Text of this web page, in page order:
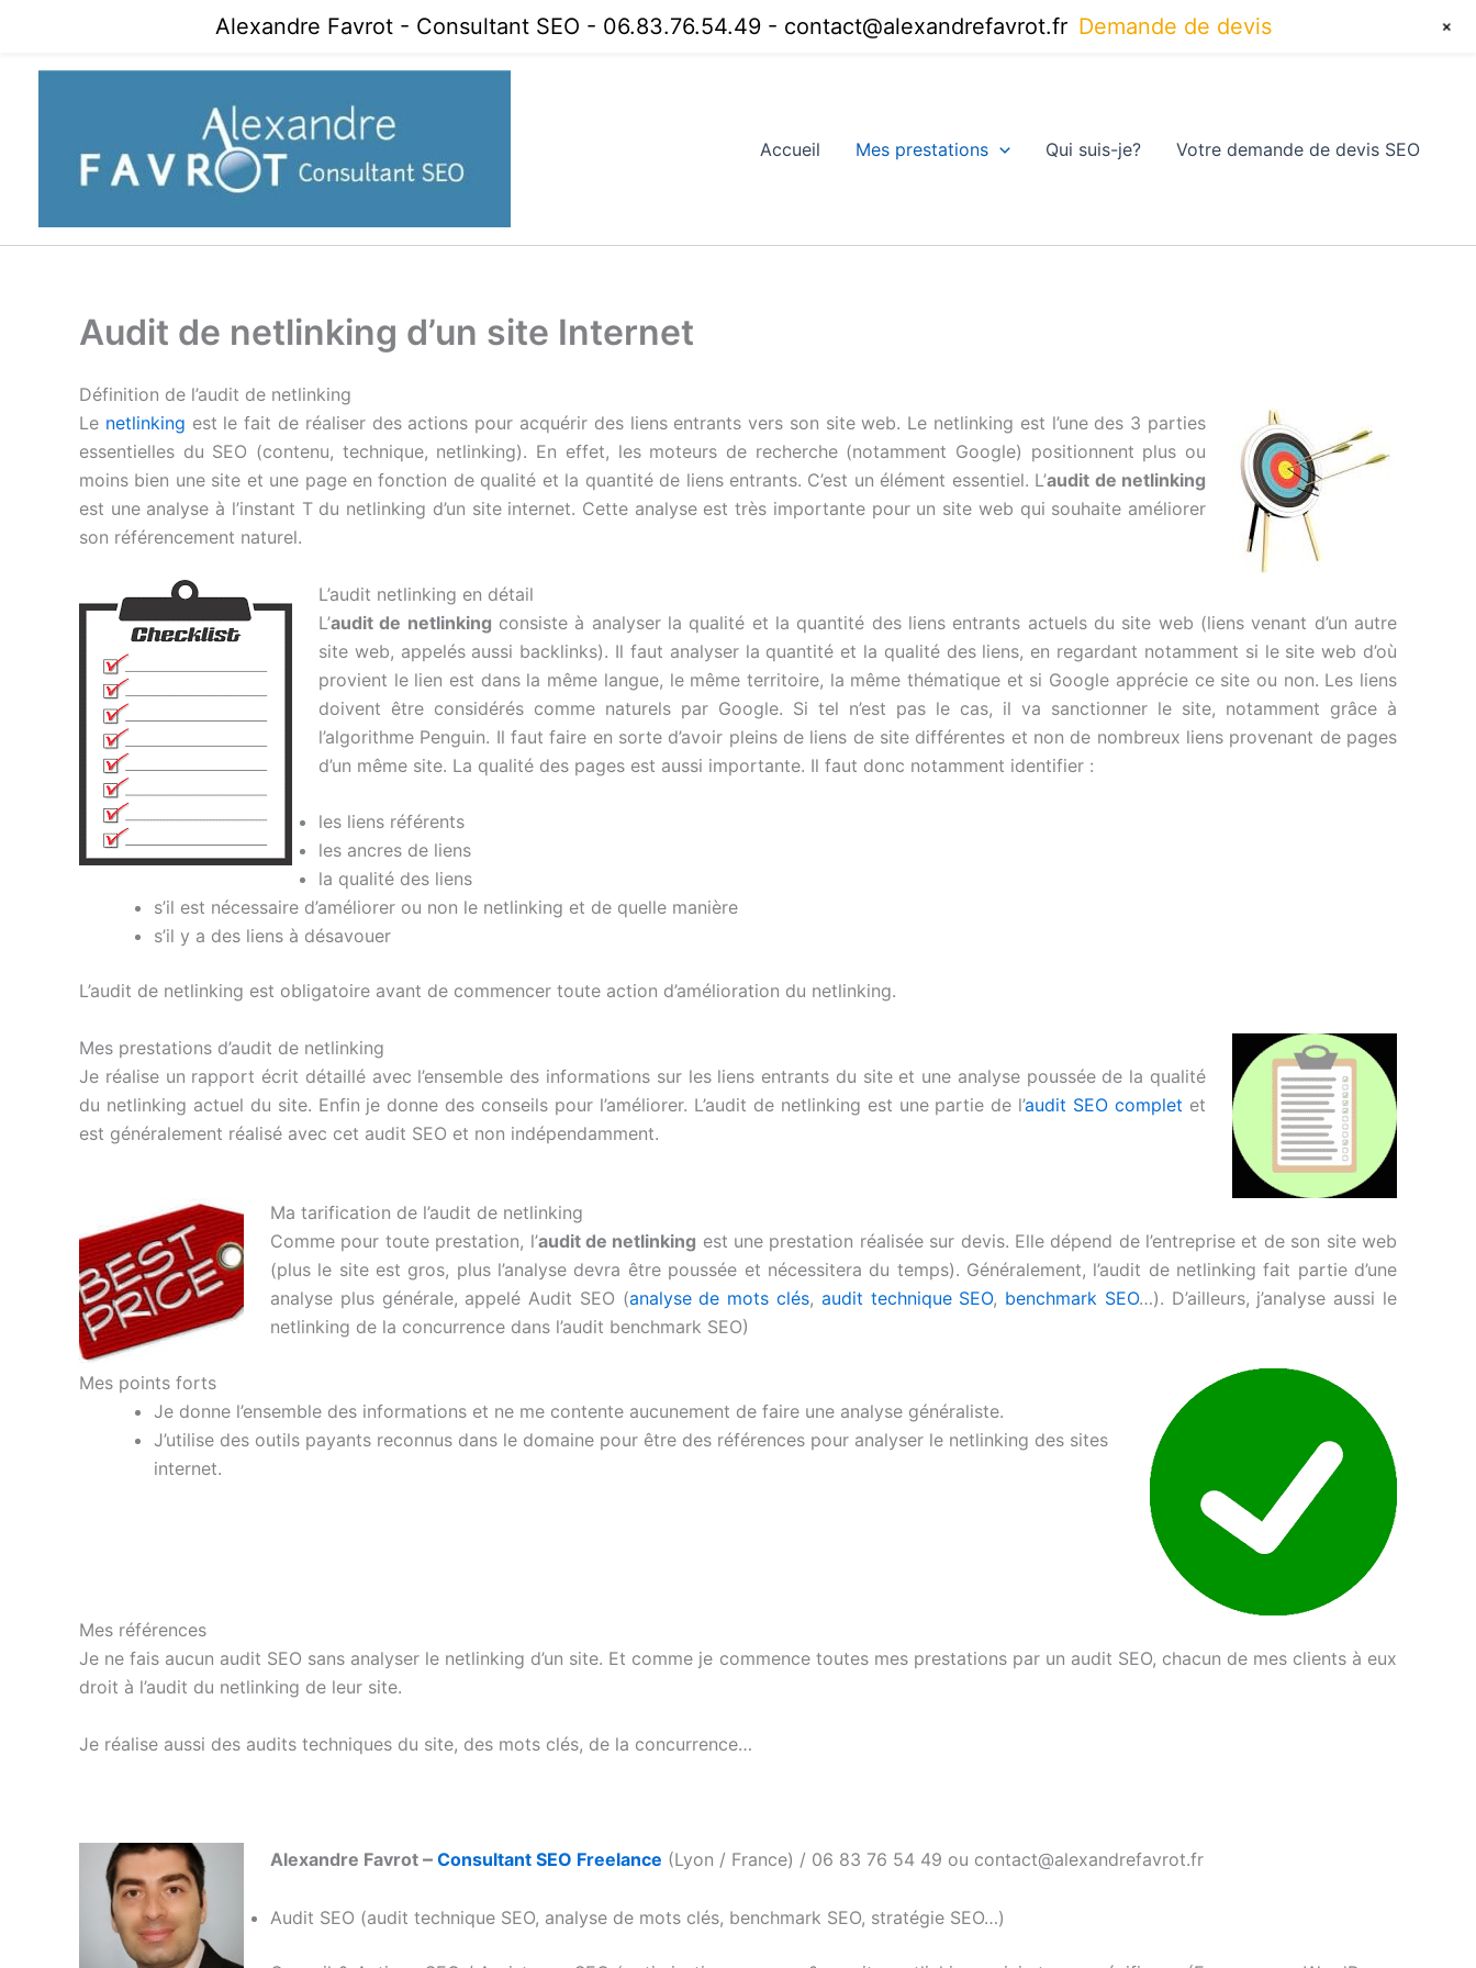
contenu
Accueil Mes prestations Qui suis-je? Votre demande de devis SEO
Audit de netlinking d’un site Internet
Définition de l’audit de netlinking
Le netlinking est le fait de réaliser des actions pour acquérir des liens entrants vers son site web. Le netlinking est l’une des 3 parties
essentielles du SEO (contenu, technique, netlinking). En effet, les moteurs de recherche (notamment Google) positionnent plus ou
moins bien une site et une page en fonction de qualité et la quantité de liens entrants. C’est un élément essentiel. L’audit de netlinking
est une analyse à l’instant T du netlinking d’un site internet. Cette analyse est très importante pour un site web qui souhaite améliorer
son référencement naturel.
L’audit netlinking en détail
L’audit de netlinking consiste à analyser la qualité et la quantité des liens entrants actuels du site web (liens venant d’un autre
site web, appelés aussi backlinks). Il faut analyser la quantité et la qualité des liens, en regardant notamment si le site web d’où
provient le lien est dans la même langue, le même territoire, la même thématique et si Google apprécie ce site ou non. Les liens
doivent être considérés comme naturels par Google. Si tel n’est pas le cas, il va sanctionner le site, notamment grâce à
l’algorithme Penguin. Il faut faire en sorte d’avoir pleins de liens de site différentes et non de nombreux liens provenant de pages
d’un même site. La qualité des pages est aussi importante. Il faut donc notamment identifier :
les liens référents
les ancres de liens
la qualité des liens
s’il est nécessaire d’améliorer ou non le netlinking et de quelle manière
s’il y a des liens à désavouer
L’audit de netlinking est obligatoire avant de commencer toute action d’amélioration du netlinking.
Mes prestations d’audit de netlinking
Je réalise un rapport écrit détaillé avec l’ensemble des informations sur les liens entrants du site et une analyse poussée de la qualité
du netlinking actuel du site. Enfin je donne des conseils pour l’améliorer. L’audit de netlinking est une partie de l’audit SEO complet et
est généralement réalisé avec cet audit SEO et non indépendamment.
Ma tarification de l’audit de netlinking
Comme pour toute prestation, l’audit de netlinking est une prestation réalisée sur devis. Elle dépend de l’entreprise et de son site web
(plus le site est gros, plus l’analyse devra être poussée et nécessitera du temps). Généralement, l’audit de netlinking fait partie d’une
analyse plus générale, appelé Audit SEO (analyse de mots clés, audit technique SEO, benchmark SEO…). D’ailleurs, j’analyse aussi le
netlinking de la concurrence dans l’audit benchmark SEO)
Mes points forts
Je donne l’ensemble des informations et ne me contente aucunement de faire une analyse généraliste.
J’utilise des outils payants reconnus dans le domaine pour être des références pour analyser le netlinking des sites
internet.
Mes références
Je ne fais aucun audit SEO sans analyser le netlinking d’un site. Et comme je commence toutes mes prestations par un audit SEO, chacun de mes clients à eux
droit à l’audit du netlinking de leur site.
Je réalise aussi des audits techniques du site, des mots clés, de la concurrence…
Alexandre Favrot – Consultant SEO Freelance (Lyon / France) / 06 83 76 54 49 ou contact@alexandrefavrot.fr
Audit SEO (audit technique SEO, analyse de mots clés, benchmark SEO, stratégie SEO…)
Alexandre Favrot - Consultant SEO - 06.83.76.54.49 - contact@alexandrefavrot.fr Demande de devis +